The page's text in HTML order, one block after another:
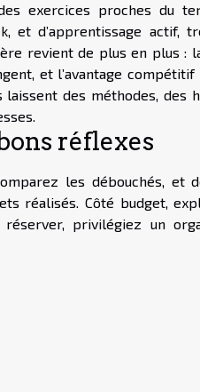
exercices proches du
et d’apprentissage actif,
revient de plus en plus :
et l’avantage
des méthodes, des
réflexes
les débouchés, et
réalisés. Côté budget,
privilégiez un